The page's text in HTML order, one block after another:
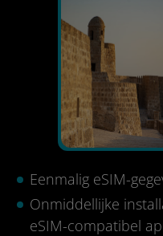
Eenmalig eSIM-
Onmiddellijke
eSIM-compatibel